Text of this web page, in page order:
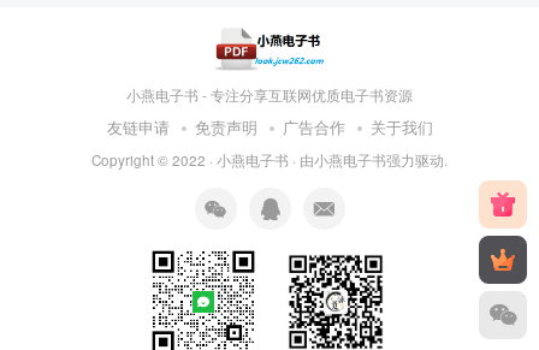
小燕电子书 - 专注分享互联网优质电子书资源
友链申请 免责声明 广告合作 关于我们
Copyright © 2022 · 小燕电子书 · 由小燕电子书强力驱动.